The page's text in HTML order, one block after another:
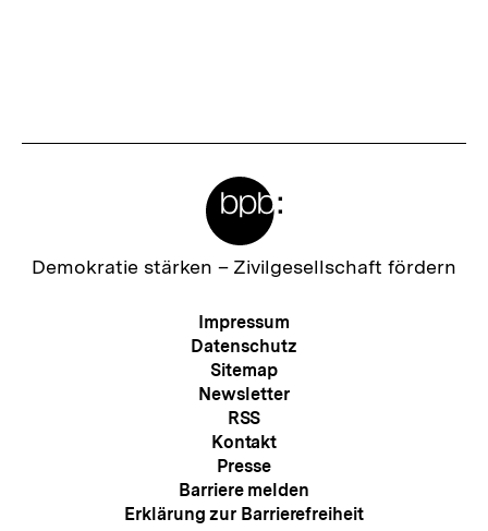
n
Zur
Demokratie stärken – Zivilgesellschaft fördern
Meta-
Navigation
Impressum
Datenschutz
Sitemap
Newsletter
RSS
Kontakt
Presse
Barriere melden
Erklärung zur Barrierefreiheit